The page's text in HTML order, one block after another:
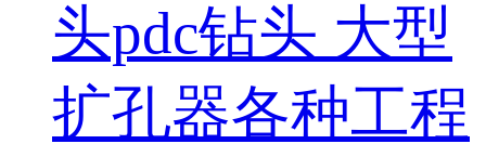
头pdc钻头 大型
扩孔器各种工程